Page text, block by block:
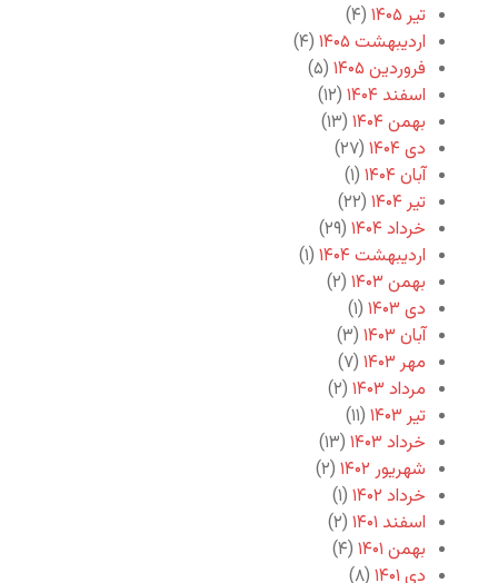
تیر ۱۴۰۵
(۴)
اردیبهشت ۱۴۰۵
(۴)
فروردین ۱۴۰۵
(۵)
اسفند ۱۴۰۴
(۱۲)
بهمن ۱۴۰۴
(۱۳)
دی ۱۴۰۴
(۲۷)
آبان ۱۴۰۴
(۱)
تیر ۱۴۰۴
(۲۲)
خرداد ۱۴۰۴
(۲۹)
اردیبهشت ۱۴۰۴
(۱)
بهمن ۱۴۰۳
(۲)
دی ۱۴۰۳
(۱)
آبان ۱۴۰۳
(۳)
مهر ۱۴۰۳
(۷)
مرداد ۱۴۰۳
(۲)
تیر ۱۴۰۳
(۱۱)
خرداد ۱۴۰۳
(۱۳)
شهریور ۱۴۰۲
(۲)
خرداد ۱۴۰۲
(۱)
اسفند ۱۴۰۱
(۲)
بهمن ۱۴۰۱
(۴)
دی ۱۴۰۱
(۸)